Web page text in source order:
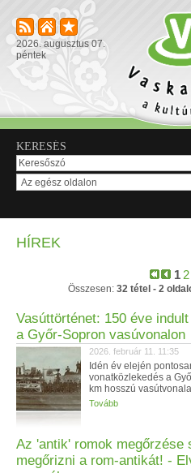
2026. augusztus 07.
péntek
KERESÉS
HÍREK
1 2
Összesen: 32 tétel - 2
Vasúttörténet: 150 éve
a Győr-Sopron vasúvonalon
2026. február 11. 11:35
Idén év elején
vonatközlekedés a
km hosszú
Tovább
Az 'antik' romok megőrzése
megőrizni a rom-antikát! -